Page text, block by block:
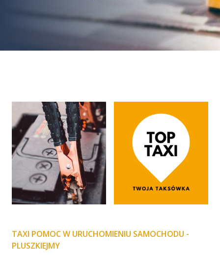
TAXI POMOC W URUCHOMIENIU SAMOCHODU -
PLUSZKIEJMY